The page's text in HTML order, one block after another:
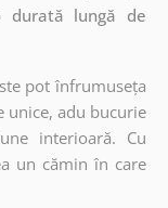
durată lungă de
pot înfrumuseța
unice, adu bucurie
interioară. Cu
un cămin în care